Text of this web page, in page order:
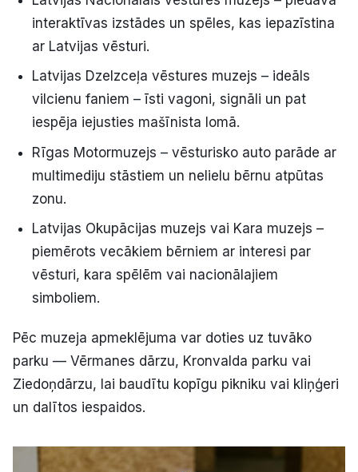
interaktīvas izstādes un spēles, kas iepazīstina
ar Latvijas vēsturi.
Latvijas Dzelzceļa vēstures muzejs – ideāls
vilcienu faniem – īsti vagoni, signāli un pat
iespēja iejusties mašīnista lomā.
Rīgas Motormuzejs – vēsturisko auto parāde ar
multimediju stāstiem un nelielu bērnu atpūtas
zonu.
Latvijas Okupācijas muzejs vai Kara muzejs –
piemērots vecākiem bērniem ar interesi par
vēsturi, kara spēlēm vai nacionālajiem
simboliem.
Pēc muzeja apmeklējuma var doties uz tuvāko
parku — Vērmanes dārzu, Kronvalda parku vai
Ziedoņdārzu, lai baudītu kopīgu pikniku vai kliņģeri
un dalītos iespaidos.